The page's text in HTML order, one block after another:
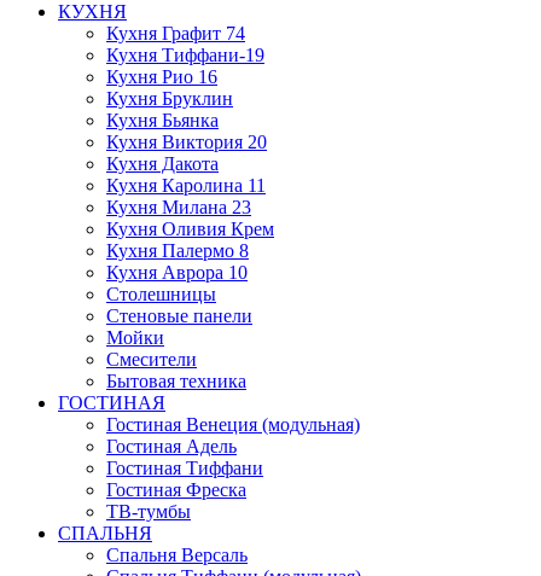
КУХНЯ
Кухня Графит 74
Кухня Тиффани-19
Кухня Рио 16
Кухня Бруклин
Кухня Бьянка
Кухня Виктория 20
Кухня Дакота
Кухня Каролина 11
Кухня Милана 23
Кухня Оливия Крем
Кухня Палермо 8
Кухня Аврора 10
Столешницы
Стеновые панели
Мойки
Смесители
Бытовая техника
ГОСТИНАЯ
Гостиная Венеция (модульная)
Гостиная Адель
Гостиная Тиффани
Гостиная Фреска
ТВ-тумбы
СПАЛЬНЯ
Спальня Версаль